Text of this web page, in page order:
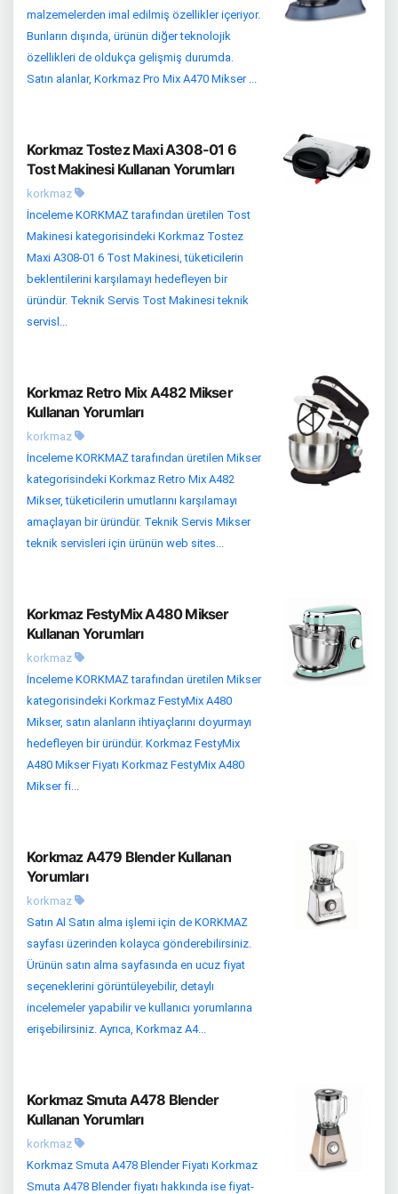
malzemelerden imal edilmiş özellikler içeriyor.
Bunların dışında, ürünün diğer teknolojik
özellikleri de oldukça gelişmiş durumda.
Satın alanlar, Korkmaz Pro Mix A470 Mikser ...
Korkmaz Tostez Maxi A308-01 6
Tost Makinesi Kullanan Yorumları
korkmaz
İnceleme KORKMAZ tarafından üretilen Tost
Makinesi kategorisindeki Korkmaz Tostez
Maxi A308-01 6 Tost Makinesi, tüketicilerin
beklentilerini karşılamayı hedefleyen bir
üründür. Teknik Servis Tost Makinesi teknik
servisl...
Korkmaz Retro Mix A482 Mikser
Kullanan Yorumları
korkmaz
İnceleme KORKMAZ tarafından üretilen Mikser
kategorisindeki Korkmaz Retro Mix A482
Mikser, tüketicilerin umutlarını karşılamayı
amaçlayan bir üründür. Teknik Servis Mikser
teknik servisleri için ürünün web sites...
Korkmaz FestyMix A480 Mikser
Kullanan Yorumları
korkmaz
İnceleme KORKMAZ tarafından üretilen Mikser
kategorisindeki Korkmaz FestyMix A480
Mikser, satın alanların ihtiyaçlarını doyurmayı
hedefleyen bir üründür. Korkmaz FestyMix
A480 Mikser Fiyatı Korkmaz FestyMix A480
Mikser fi...
Korkmaz A479 Blender Kullanan
Yorumları
korkmaz
Satın Al Satın alma işlemi için de KORKMAZ
sayfası üzerinden kolayca gönderebilirsiniz.
Ürünün satın alma sayfasında en ucuz fiyat
seçeneklerini görüntüleyebilir, detaylı
incelemeler yapabilir ve kullanıcı yorumlarına
erişebilirsiniz. Ayrıca, Korkmaz A4...
Korkmaz Smuta A478 Blender
Kullanan Yorumları
korkmaz
Korkmaz Smuta A478 Blender Fiyatı Korkmaz
Smuta A478 Blender fiyatı hakkında ise fiyat-